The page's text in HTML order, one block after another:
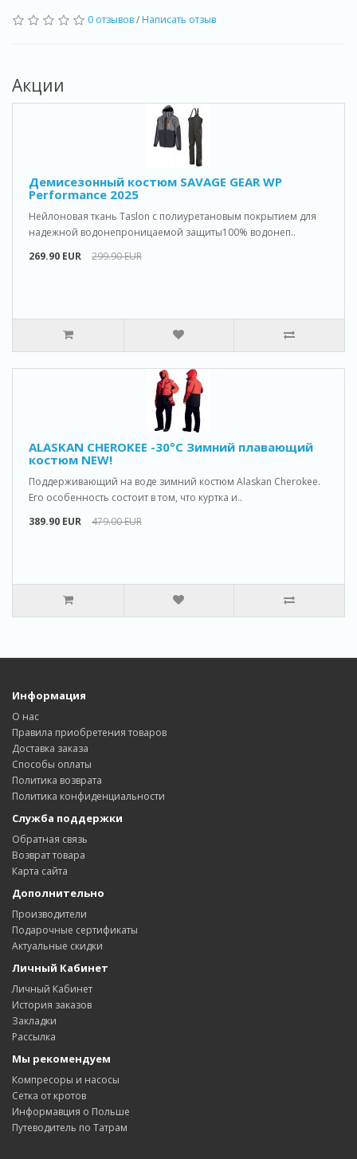
0 отзывов/ Написать отзыв
Акции
Демисезонный костюм SAVAGE GEAR WP
Performance 2025
Нейлоновая ткань Taslon с полиуретановым покрытием для
надежной водонепроницаемой защиты100% водонеп..
269.90 EUR
299.90 EUR
ALASKAN CHEROKEE -30°C Зимний плавающий
костюм NEW!
Поддерживающий на воде зимний костюм Alaskan Cherokee.
Его особенность состоит в том, что куртка и..
389.90 EUR
479.00 EUR
Информация
О нас
Правила приобретения товаров
Доставка заказa
Способы оплаты
Политика возвратa
Политика конфиденциальности
Служба поддержки
Обратная связь
Возврат товара
Карта сайта
Дополнительно
Производители
Подарочные сертификаты
Актуальные скидки
Личный Кабинет
Личный Кабинет
История заказов
Закладки
Рассылка
Мы рекомендуем
Компресоры и насосы
Сетка от кротов
Информавция о Польше
Путеводитель по Татрам